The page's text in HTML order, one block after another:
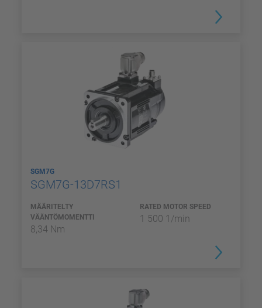
SGM7G
SGM7G-13D7RS1
MÄÄRITELTY
VÄÄNTÖMOMENTTI
8,34 Nm
RATED MOTOR SPEED
1 500 1/min